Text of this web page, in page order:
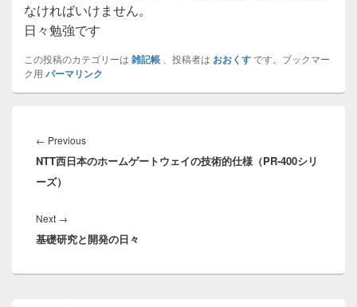
なければいけません。
日々勉強です
この投稿のカテゴリーは 雑記帳 、投稿者は おおくすです。ブックマー
ク用 パーマリンク
稿
ナ
ゲ
シ
ョ
← PreviousPrevious
post:
NTT西日本のホームゲートウェイの技術的仕様（PR-400シリ
ーズ）
Next →
post:
基礎研究と開発の日々